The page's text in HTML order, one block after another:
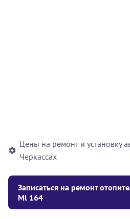
Цены на ремонт и установку
Черкассах
Записаться на ремонт
Ml 164